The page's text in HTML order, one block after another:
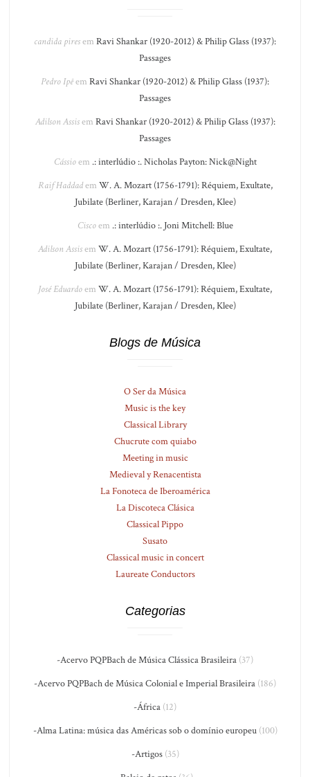
candida piresem Ravi Shankar (1920-2012) & Philip Glass (1937):
Passages
Pedro Ipêem Ravi Shankar (1920-2012) & Philip Glass (1937):
Passages
Adilson Assisem Ravi Shankar (1920-2012) & Philip Glass (1937):
Passages
Cássioem .: interlúdio :. Nicholas Payton: Nick@Night
Raif Haddadem W. A. Mozart (1756-1791): Réquiem, Exultate,
Jubilate (Berliner, Karajan / Dresden, Klee)
Ciscoem .: interlúdio :. Joni Mitchell: Blue
Adilson Assisem W. A. Mozart (1756-1791): Réquiem, Exultate,
Jubilate (Berliner, Karajan / Dresden, Klee)
José Eduardoem W. A. Mozart (1756-1791): Réquiem, Exultate,
Jubilate (Berliner, Karajan / Dresden, Klee)
Blogs de Música
O Ser da Música
Music is the key
Classical Library
Chucrute com quiabo
Meeting in music
Medieval y Renacentista
La Fonoteca de Iberoamérica
La Discoteca Clásica
Classical Pippo
Susato
Classical music in concert
Laureate Conductors
Categorias
-Acervo PQPBach de Música Clássica Brasileira (37)
-Acervo PQPBach de Música Colonial e Imperial Brasileira (186)
-África (12)
-Alma Latina: música das Américas sob o domínio europeu(100)
-Artigos(35)